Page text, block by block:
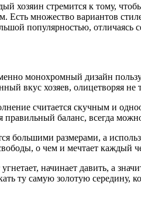
хозяин стремится к тому,
множество вариантов
популярностью, отличаясь
монохромный дизайн
вкус хозяев, олицетворяя не
считается скучным и
правильный баланс, всегда
большими размерами, а
о чем и мечтает каждый
начинает давить, а
ту самую золотую середину,